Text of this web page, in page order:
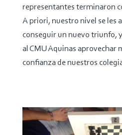
representantes terminaron
A priori, nuestro nivel se les
conseguir un nuevo triunfo,
al CMU Aquinas aprovechar
confianza de nuestros